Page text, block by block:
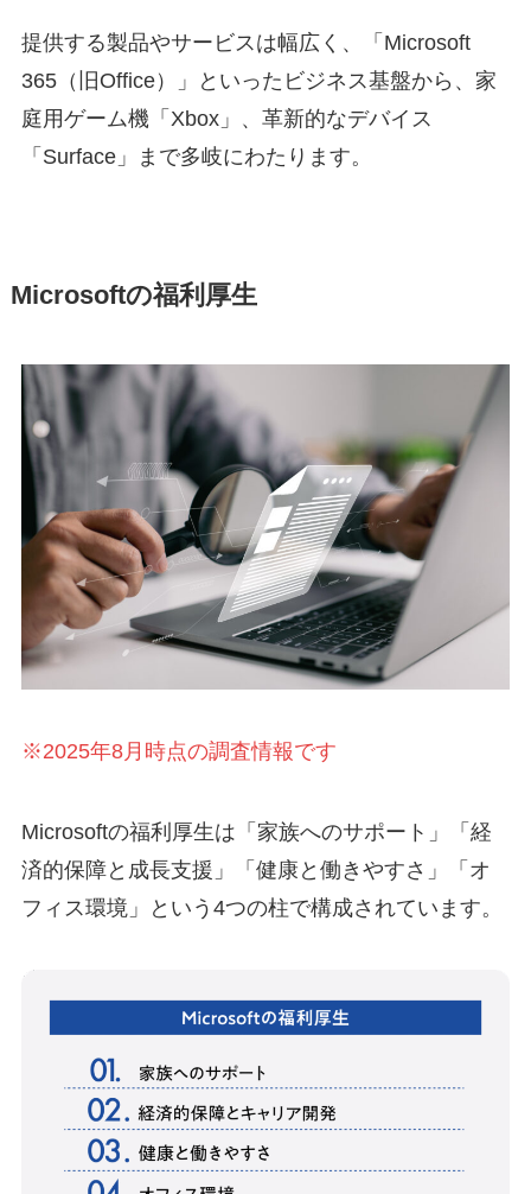
提供する製品やサービスは幅広く、「Microsoft
365（旧Office）」といったビジネス基盤から、家
庭用ゲーム機「Xbox」、革新的なデバイス
「Surface」まで多岐にわたります。
Microsoftの福利厚生
※2025年8月時点の調査情報です
Microsoftの福利厚生は「家族へのサポート」「経
済的保障と成長支援」「健康と働きやすさ」「オ
フィス環境」という4つの柱で構成されています。